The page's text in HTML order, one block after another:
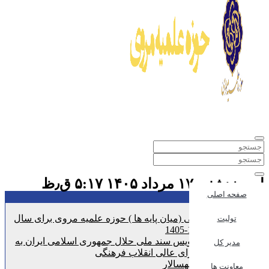
صفحه اصلی
تولیت
مدیر کل
معاونت ها
امروز:شنبه ۱۷ مرداد ۱۴۰۵ ۵:۱۷ ق٫ظ
تازه ترین اخبار :
پذیرش انتقالی (میان پایه ها ) حوزه علمیه مروی برای سال
تحویل پیش نویس سند ملی حلال جمهوری اسلامی ایران به
دبیرخانه شورای عالی انقلاب فرهنگی
مروی 1 و سپهسالار